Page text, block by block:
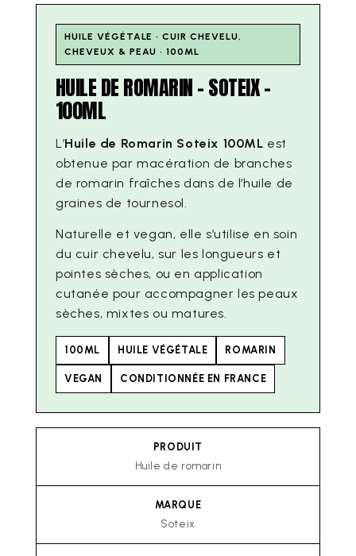
HUILE VÉGÉTALE · CUIR CHEVELU,
CHEVEUX & PEAU · 100ML
HUILE DE ROMARIN - SOTEIX -
100ML
L’Huile de Romarin Soteix 100ML est
obtenue par macération de branches
de romarin fraîches dans de l’huile de
graines de tournesol.
Naturelle et vegan, elle s’utilise en soin
du cuir chevelu, sur les longueurs et
pointes sèches, ou en application
cutanée pour accompagner les peaux
sèches, mixtes ou matures.
100ML HUILE VÉGÉTALE ROMARIN
VEGAN CONDITIONNÉE EN FRANCE
PRODUIT
Huile de romarin
MARQUE
Soteix